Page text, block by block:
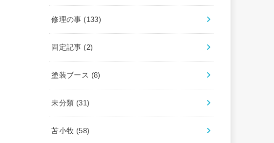
修理の事 (133)
固定記事 (2)
塗装ブース (8)
未分類 (31)
苫小牧 (58)